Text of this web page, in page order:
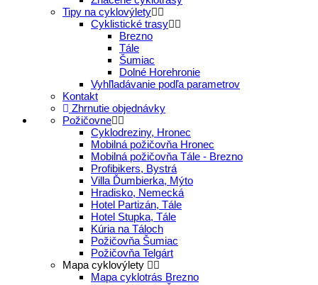
Tipy na cyklovýlety
Cyklistické trasy
Brezno
Tále
Šumiac
Dolné Horehronie
Vyhľladávanie podľa parametrov
Kontakt
Zhrnutie objednávky
Požičovne
Cyklodreziny, Hronec
Mobilná požičovňa Hronec
Mobilná požičovňa Tále - Brezno
Profibikers, Bystrá
Villa Ďumbierka, Mýto
Hradisko, Nemecká
Hotel Partizán, Tále
Hotel Stupka, Tále
Kúria na Táloch
Požičovňa Šumiac
Požičovňa Telgárt
Mapa cyklovýlety
Mapa cyklotrás Brezno